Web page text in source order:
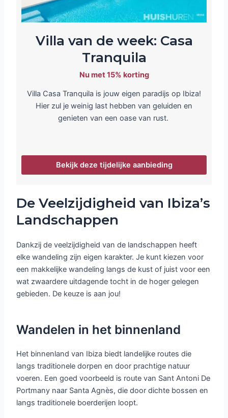
Villa van de week: Casa
Tranquila
Nu met 15% korting
Villa Casa Tranquila is jouw eigen paradijs op Ibiza!
Hier zul je weinig last hebben van geluiden en
genieten van een oase van rust.
Bekijk deze tijdelijke aanbieding
De Veelzijdigheid van Ibiza’s
Landschappen
Dankzij de veelzijdigheid van de landschappen heeft
elke wandeling zijn eigen karakter. Je kunt kiezen voor
een makkelijke wandeling langs de kust of juist voor een
wat zwaardere uitdagende tocht in de hoger gelegen
gebieden. De keuze is aan jou!
Wandelen in het binnenland
Het binnenland van Ibiza biedt landelijke routes die
langs traditionele dorpen en door prachtige natuur
voeren. Een goed voorbeeld is route van Sant Antoni De
Portmany naar Santa Agnès, die door dichte bossen en
langs traditionele boerderijen loopt.